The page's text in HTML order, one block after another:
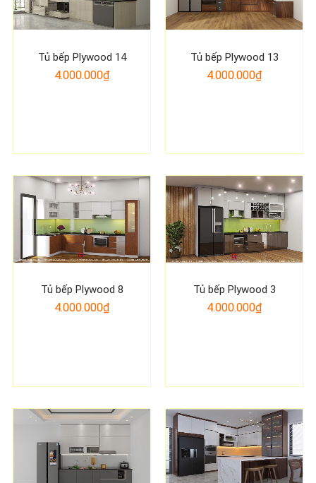
Tủ bếp Plywood 14
4.000.000₫
Tủ bếp Plywood 13
4.000.000₫
Tủ bếp Plywood 8
4.000.000₫
Tủ bếp Plywood 3
4.000.000₫